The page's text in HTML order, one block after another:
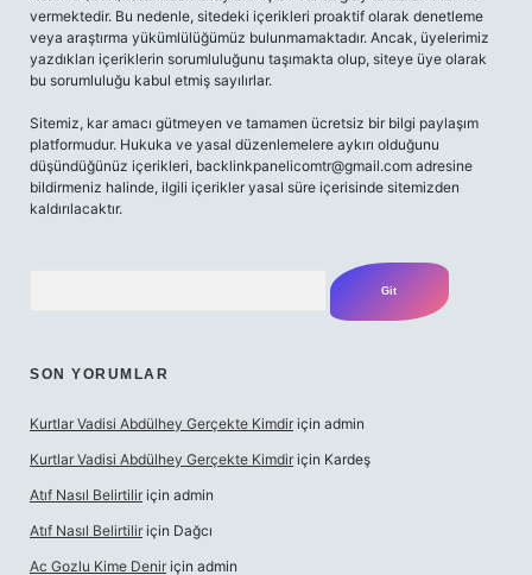
vermektedir. Bu nedenle, sitedeki içerikleri proaktif olarak denetleme
veya araştırma yükümlülüğümüz bulunmamaktadır. Ancak, üyelerimiz
yazdıkları içeriklerin sorumluluğunu taşımakta olup, siteye üye olarak
bu sorumluluğu kabul etmiş sayılırlar.
Sitemiz, kar amacı gütmeyen ve tamamen ücretsiz bir bilgi paylaşım
platformudur. Hukuka ve yasal düzenlemelere aykırı olduğunu
düşündüğünüz içerikleri, backlinkpanelicomtr@gmail.com adresine
bildirmeniz halinde, ilgili içerikler yasal süre içerisinde sitemizden
kaldırılacaktır.
SON YORUMLAR
Kurtlar Vadisi Abdülhey Gerçekte Kimdir için admin
Kurtlar Vadisi Abdülhey Gerçekte Kimdir için Kardeş
Atıf Nasıl Belirtilir için admin
Atıf Nasıl Belirtilir için Dağcı
Ac Gozlu Kime Denir için admin